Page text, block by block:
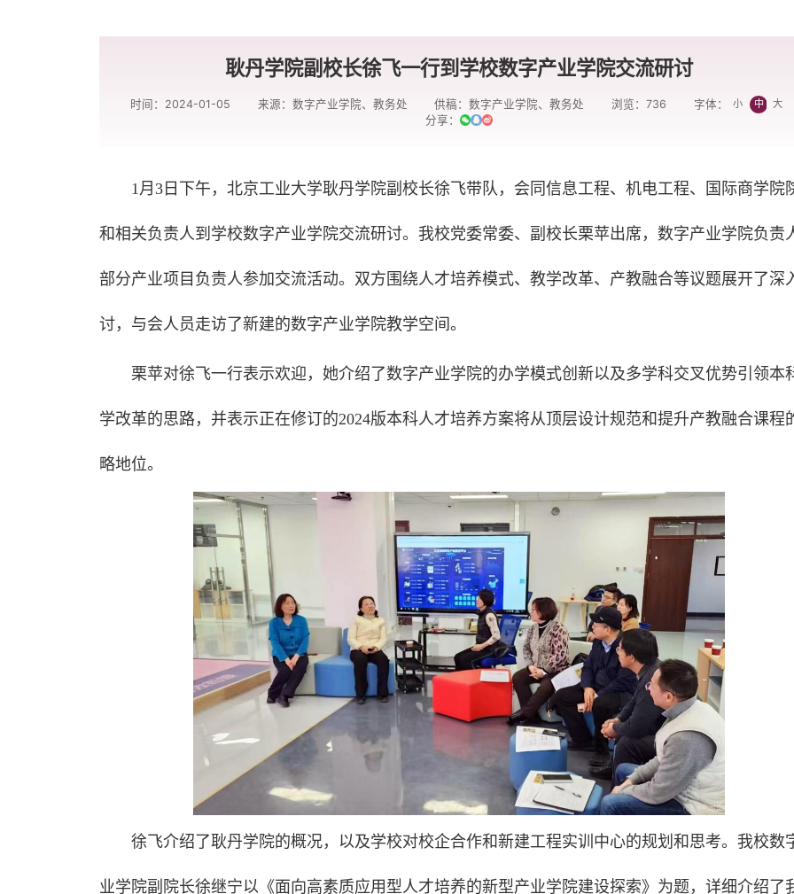
耿丹学院副校长徐飞一行到学校数字产业学院交流研讨
时间：2024-01-05 来源：数字产业学院、教务处 供稿：数字产业学院、教务处 浏览：736 字体： 小 中 大
分享：
1月3日下午，北京工业大学耿丹学院副校长徐飞带队，会同信息工程、机电工程、国际商学院
和相关负责人到学校数字产业学院交流研讨。我校党委常委、副校长栗苹出席，数字产业学院负责
部分产业项目负责人参加交流活动。双方围绕人才培养模式、教学改革、产教融合等议题展开了深
讨，与会人员走访了新建的数字产业学院教学空间。
栗苹对徐飞一行表示欢迎 ，她介绍了数字产业学院的办学模式创新以及多学科交叉优势引领本
学改革的思路，并表示正在修订的2024版本科人才培养方案将从顶层设计规范和提升产教融合课程
略地位。
徐飞介绍了耿丹学院的概况，以及学校对校企合作和新建工程实训中心的规划和思考。我校数
业学院副院长徐继宁以《面向高素质应用型人才培养的新型产业学院建设探索》为题，详细介绍了